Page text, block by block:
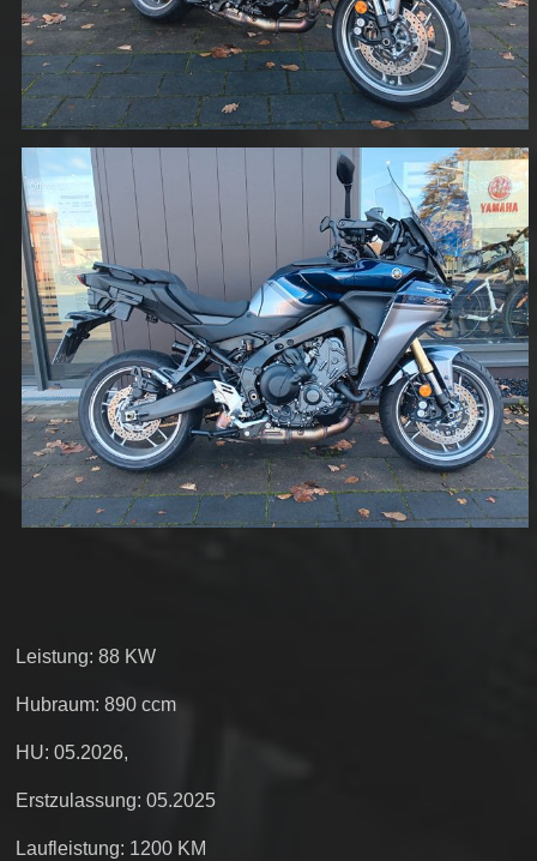
Leistung: 88 KW
Hubraum: 890 ccm
HU: 05.2026,
Erstzulassung: 05.2025
Laufleistung: 1200 KM